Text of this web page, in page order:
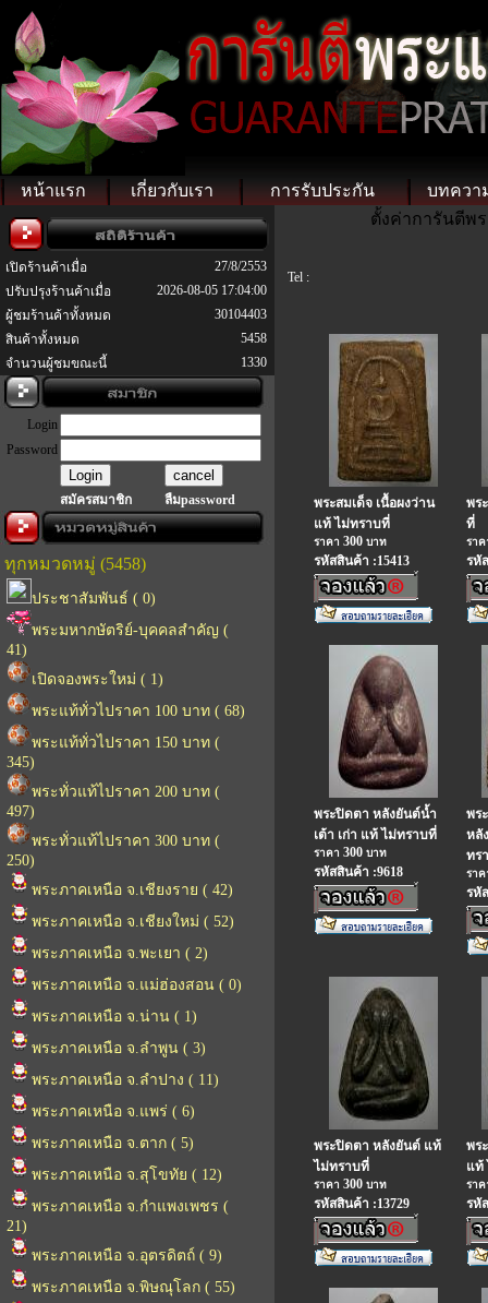
หน้าแรก เกี่ยวกับเรา การรับประกัน บทควา
เปิดร้านค้าเมื่อ
27/8/2553
ปรับปรุงร้านค้าเมื่อ
2026-08-05 17:04:00
ผู้ชมร้านค้าทั้งหมด
30104403
สินค้าทั้งหมด
5458
จำนวนผู้ชมขณะนี้
1330
Login
Password
สมัครสมาชิก ลืมpassword
ทุกหมวดหมู่ (5458)
ประชาสัมพันธ์ ( 0)
พระมหากษัตริย์-บุคคลสำคัญ (
41)
เปิดจองพระใหม่ ( 1)
พระแท้ทั่วไปราคา 100 บาท ( 68)
พระแท้ทั่วไปราคา 150 บาท (
345)
พระทั่วแท้ไปราคา 200 บาท (
497)
พระทั่วแท้ไปราคา 300 บาท (
250)
พระภาคเหนือ จ.เชียงราย ( 42)
พระภาคเหนือ จ.เชียงใหม่ ( 52)
พระภาคเหนือ จ.พะเยา ( 2)
พระภาคเหนือ จ.แม่ฮ่องสอน ( 0)
พระภาคเหนือ จ.น่าน ( 1)
พระภาคเหนือ จ.ลำพูน ( 3)
พระภาคเหนือ จ.ลำปาง ( 11)
พระภาคเหนือ จ.แพร่ ( 6)
พระภาคเหนือ จ.ตาก ( 5)
พระภาคเหนือ จ.สุโขทัย ( 12)
พระภาคเหนือ จ.กำแพงเพชร (
21)
พระภาคเหนือ จ.อุตรดิตถ์ ( 9)
พระภาคเหนือ จ.พิษณุโลก ( 55)
ตั้งค่าการันตีพร
Tel :
พระสมเด็จ เนื้อผงว่าน
แท้ ไม่ทราบที่
ราคา 300 บาท
รหัสสินค้า :15413
พร
ที่
รา
รหั
พระปิดตา หลังยันต์น้ำ
เต้า เก่า แท้ ไม่ทราบที่
ราคา 300 บาท
รหัสสินค้า :9618
พร
หลั
ทร
รา
รหั
พระปิดตา หลังยันต์ แท้
ไม่ทราบที่
ราคา 300 บาท
รหัสสินค้า :13729
พร
แท้
รา
รหั